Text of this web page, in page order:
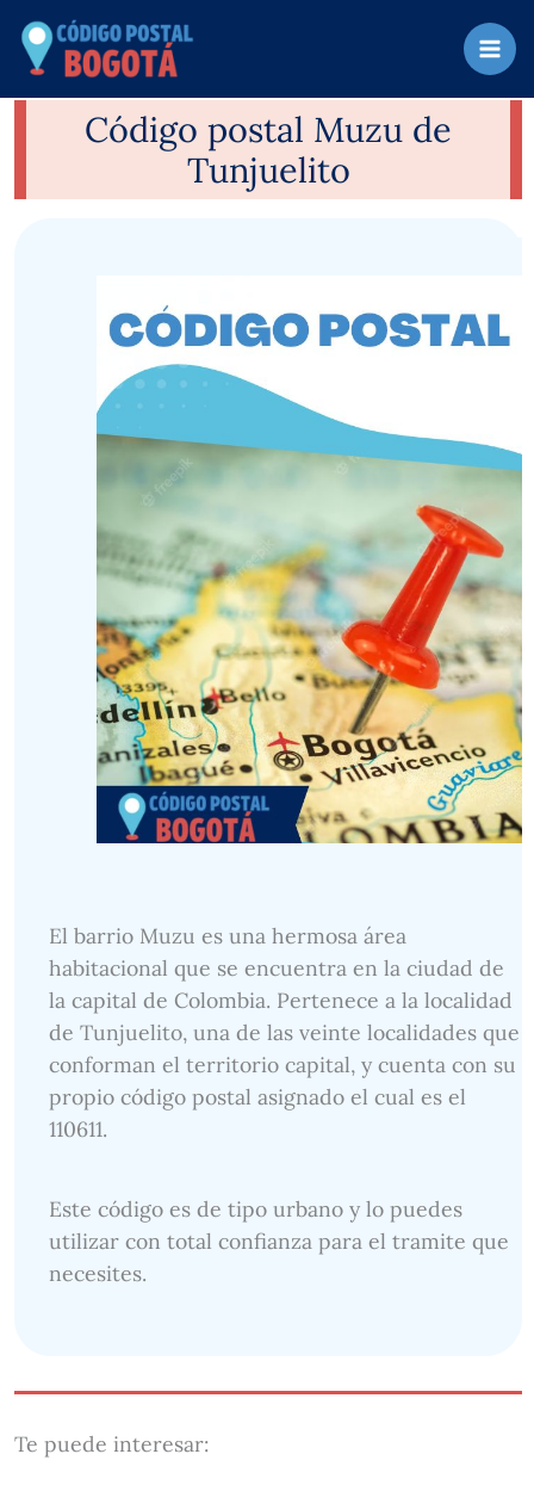
contenido
Código postal Muzu de
Tunjuelito
El barrio Muzu es una hermosa área
habitacional que se encuentra en la ciudad de
la capital de Colombia. Pertenece a la localidad
de Tunjuelito, una de las veinte localidades que
conforman el territorio capital, y cuenta con su
propio código postal asignado el cual es el
110611.
Este código es de tipo urbano y lo puedes
utilizar con total confianza para el tramite que
necesites.
Te puede interesar: